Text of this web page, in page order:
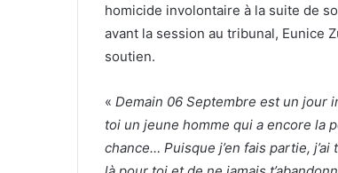
homicide involontaire à la suite de
avant la session au tribunal, Eunice
soutien.
« Demain 06 Septembre est un jour
toi un jeune homme qui a encore la
chance… Puisque j’en fais partie,